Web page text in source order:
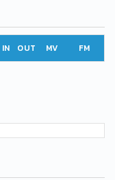
IN OUT MV FM